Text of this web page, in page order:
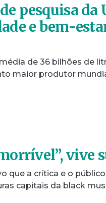
pesquisa da
e bem-
de 36 bilhões de
maior produtor
vive
que a crítica e o
capitais da black